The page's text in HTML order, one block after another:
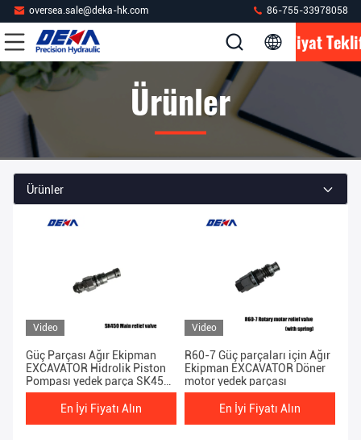
oversea.sale@deka-hk.com 86-755-33978058
Fiyat
Ürünler
Ürünler
Video
Güç Parçası Ağır Ekipman
EXCAVATOR Hidrolik Piston
Pompası yedek parça SK450
Hidrolik Pompa için Ana
Yardım ValfiEn İyi Fiyatı Alın
Video
R60-7 Güç parçaları için Ağır
Ekipman EXCAVATOR Döner
motor yedek parçası
En İyi Fiyatı Alın